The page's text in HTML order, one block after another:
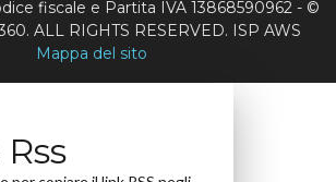
fiscale e Partita IVA 13868590962 - ©
ALL RIGHTS RESERVED. ISP AWS
Mappa del sito